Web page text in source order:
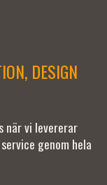
DESIGN
när vi levererar
genom hela